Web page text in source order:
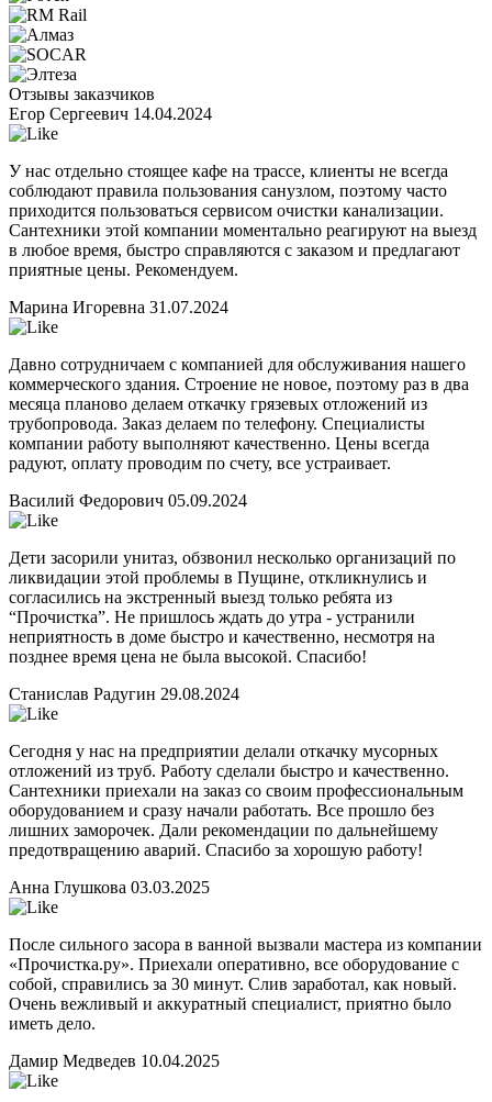
Отзывы заказчиков
Егор Сергеевич 14.04.2024
У нас отдельно стоящее кафе на трассе, клиенты не всегда
соблюдают правила пользования санузлом, поэтому часто
приходится пользоваться сервисом очистки канализации.
Сантехники этой компании моментально реагируют на выезд
в любое время, быстро справляются с заказом и предлагают
приятные цены. Рекомендуем.
Марина Игоревна 31.07.2024
Давно сотрудничаем с компанией для обслуживания нашего
коммерческого здания. Строение не новое, поэтому раз в два
месяца планово делаем откачку грязевых отложений из
трубопровода. Заказ делаем по телефону. Специалисты
компании работу выполняют качественно. Цены всегда
радуют, оплату проводим по счету, все устраивает.
Василий Федорович 05.09.2024
Дети засорили унитаз, обзвонил несколько организаций по
ликвидации этой проблемы в Пущине, откликнулись и
согласились на экстренный выезд только ребята из
“Прочистка”. Не пришлось ждать до утра - устранили
неприятность в доме быстро и качественно, несмотря на
позднее время цена не была высокой. Спасибо!
Станислав Радугин 29.08.2024
Сегодня у нас на предприятии делали откачку мусорных
отложений из труб. Работу сделали быстро и качественно.
Сантехники приехали на заказ со своим профессиональным
оборудованием и сразу начали работать. Все прошло без
лишних заморочек. Дали рекомендации по дальнейшему
предотвращению аварий. Спасибо за хорошую работу!
Анна Глушкова 03.03.2025
После сильного засора в ванной вызвали мастера из компании
«Прочистка.ру». Приехали оперативно, все оборудование с
собой, справились за 30 минут. Слив заработал, как новый.
Очень вежливый и аккуратный специалист, приятно было
иметь дело.
Дамир Медведев 10.04.2025